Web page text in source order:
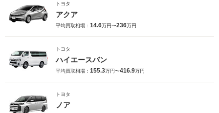
トヨタ
アクア
平均買取相場： 14.6万円〜236万円
トヨタ
ハイエースバン
平均買取相場： 155.3万円〜416.9万円
トヨタ
ノア